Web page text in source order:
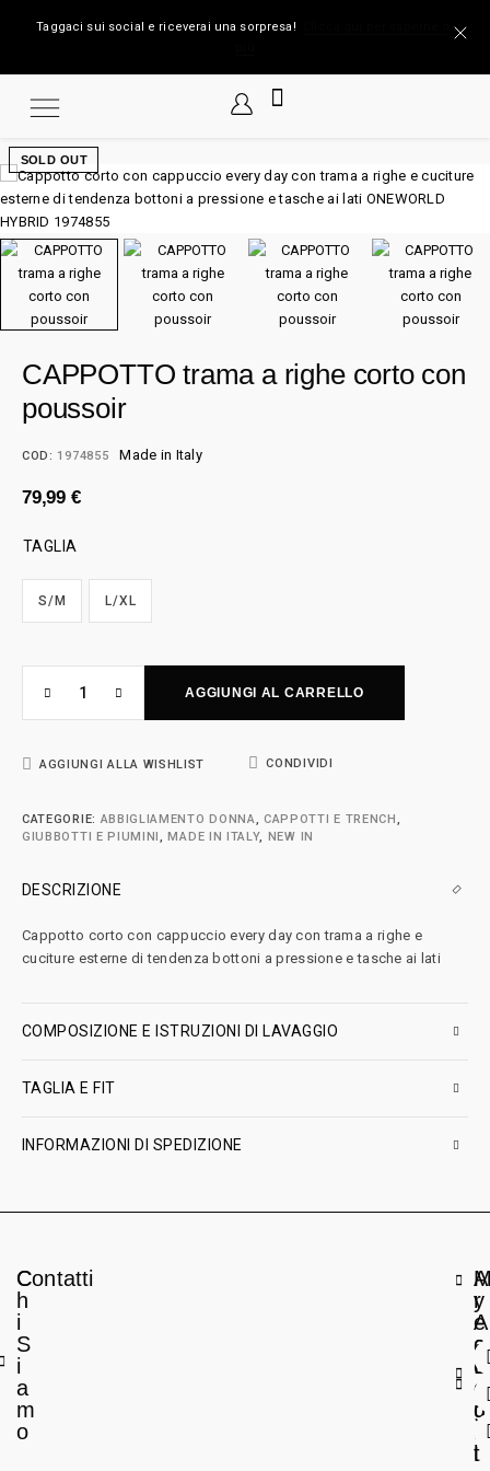
Taggaci sui social e riceverai una sorpresa!
SOLD OUT
CAPPOTTO trama a righe corto con
poussoir
COD:1974855 Made in Italy
79,99 €
TAGLIA
S/M L/XL
AGGIUNGI AL CARRELLO
AGGIUNGI ALLA WISHLIST CONDIVIDI
CATEGORIE: ABBIGLIAMENTO DONNA, CAPPOTTI E TRENCH,
GIUBBOTTI E PIUMINI,MADE IN ITALY, NEW IN
DESCRIZIONE
Cappotto corto con cappuccio every day con trama a righe e
cuciture esterne di tendenza bottoni a pressione e tasche ai lati
COMPOSIZIONE E ISTRUZIONI DI LAVAGGIO
TAGLIA E FIT
INFORMAZIONI DI SPEDIZIONE
C
h
i
S
i
a
m
o
Contatti
A
r
e
a
L
e
g
l
y
A
c
c
o
u
t